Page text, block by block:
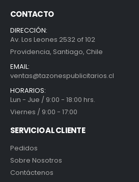
CONTACTO
DIRECCIÓN:
Av. Los Leones 2532 of 102
Providencia, Santiago, Chile
EMAIL:
ventas@tazonespublicitarios.cl
HORARIOS:
Lun - Jue / 9:00 - 18:00 hrs.
Viernes / 9:00 - 17:00
SERVICIO AL CLIENTE
Pedidos
Sobre Nosotros
Contáctenos